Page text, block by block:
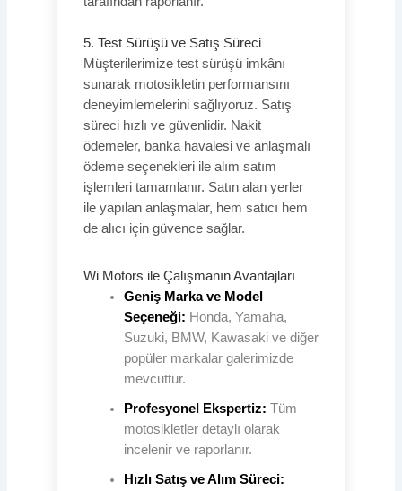
5. Test Sürüşü ve Satış Süreci
Müşterilerimize test sürüşü imkânı
sunarak motosikletin performansını
deneyimlemelerini sağlıyoruz. Satış
süreci hızlı ve güvenlidir. Nakit
ödemeler, banka havalesi ve anlaşmalı
ödeme seçenekleri ile alım satım
işlemleri tamamlanır. Satın alan yerler
ile yapılan anlaşmalar, hem satıcı hem
de alıcı için güvence sağlar.
Wi Motors ile Çalışmanın Avantajları
Geniş Marka ve Model
Seçeneği: Honda, Yamaha,
Suzuki, BMW, Kawasaki ve diğer
popüler markalar galerimizde
mevcuttur.
Profesyonel Ekspertiz: Tüm
motosikletler detaylı olarak
incelenir ve raporlanır.
Hızlı Satış ve Alım Süreci: